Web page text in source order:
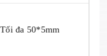
Tối đa 50*5mm